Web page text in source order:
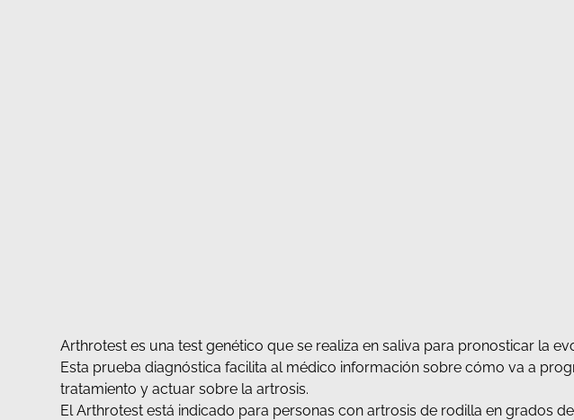
Arthrotest es una test genético que se realiza en saliva para pronosticar la
Esta prueba diagnóstica facilita al médico información sobre cómo va a
tratamiento y actuar sobre la artrosis.
El Arthrotest está indicado para personas con artrosis de rodilla en grados